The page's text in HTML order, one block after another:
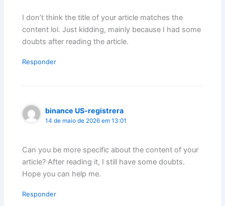
I don’t think the title of your article matches the
content lol. Just kidding, mainly because I had some
doubts after reading the article.
Responder
binance US-registrera
14 de maio de 2026 em 13:01
Can you be more specific about the content of your
article? After reading it, I still have some doubts.
Hope you can help me.
Responder